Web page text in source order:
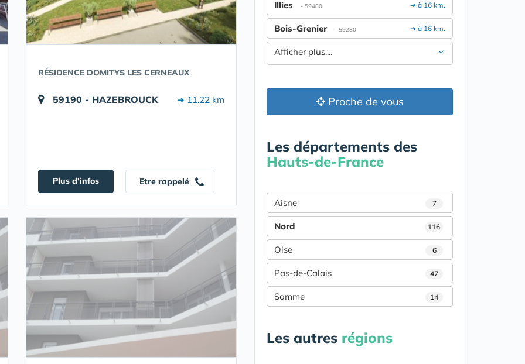
RÉSIDENCE DOMITYS LES CERNEAUX
59190 - HAZEBROUCK ➔ 11.22 km
Plus d'infos Etre rappelé
➔ à 16 km.
Illies - 59480
➔ à 16 km.
Bois-Grenier - 59280
Afficher plus....
Proche de vous
Les départements des
Hauts-de-France
Aisne 7
Nord 116
Oise 6
Pas-de-Calais 47
Somme 14
Les autres régions